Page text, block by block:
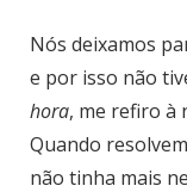
Nós deixamos
e por isso não
hora, me refiro à
Quando
não tinha mais